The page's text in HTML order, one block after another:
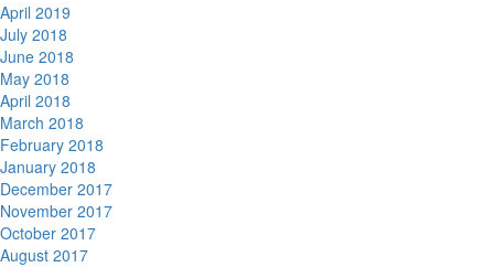
April 2019
July 2018
June 2018
May 2018
April 2018
March 2018
February 2018
January 2018
December 2017
November 2017
October 2017
August 2017